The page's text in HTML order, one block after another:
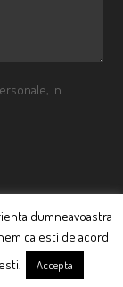
in
dumneavoastra
ca esti de acord
Accepta